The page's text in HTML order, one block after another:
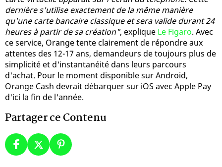
dernière s'utilise exactement de la même manière
qu'une carte bancaire classique et sera valide durant 24
heures à partir de sa création", explique Le Figaro. Avec
ce service, Orange tente clairement de répondre aux
attentes des 12-17 ans, demandeurs de toujours plus de
simplicité et d'instantanéité dans leurs parcours
d'achat. Pour le moment disponible sur Android,
Orange Cash devrait débarquer sur iOS avec Apple Pay
d'ici la fin de l'année.
Partager ce Contenu